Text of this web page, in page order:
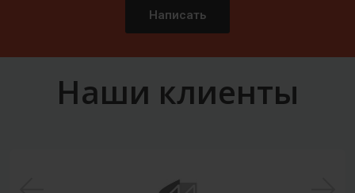
Написать
Наши клиенты